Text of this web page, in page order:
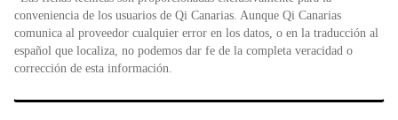
conveniencia de los usuarios de Qi Canarias. Aunque Qi Canarias
comunica al proveedor cualquier error en los datos, o en la traducción al
español que localiza, no podemos dar fe de la completa veracidad o
corrección de esta información.